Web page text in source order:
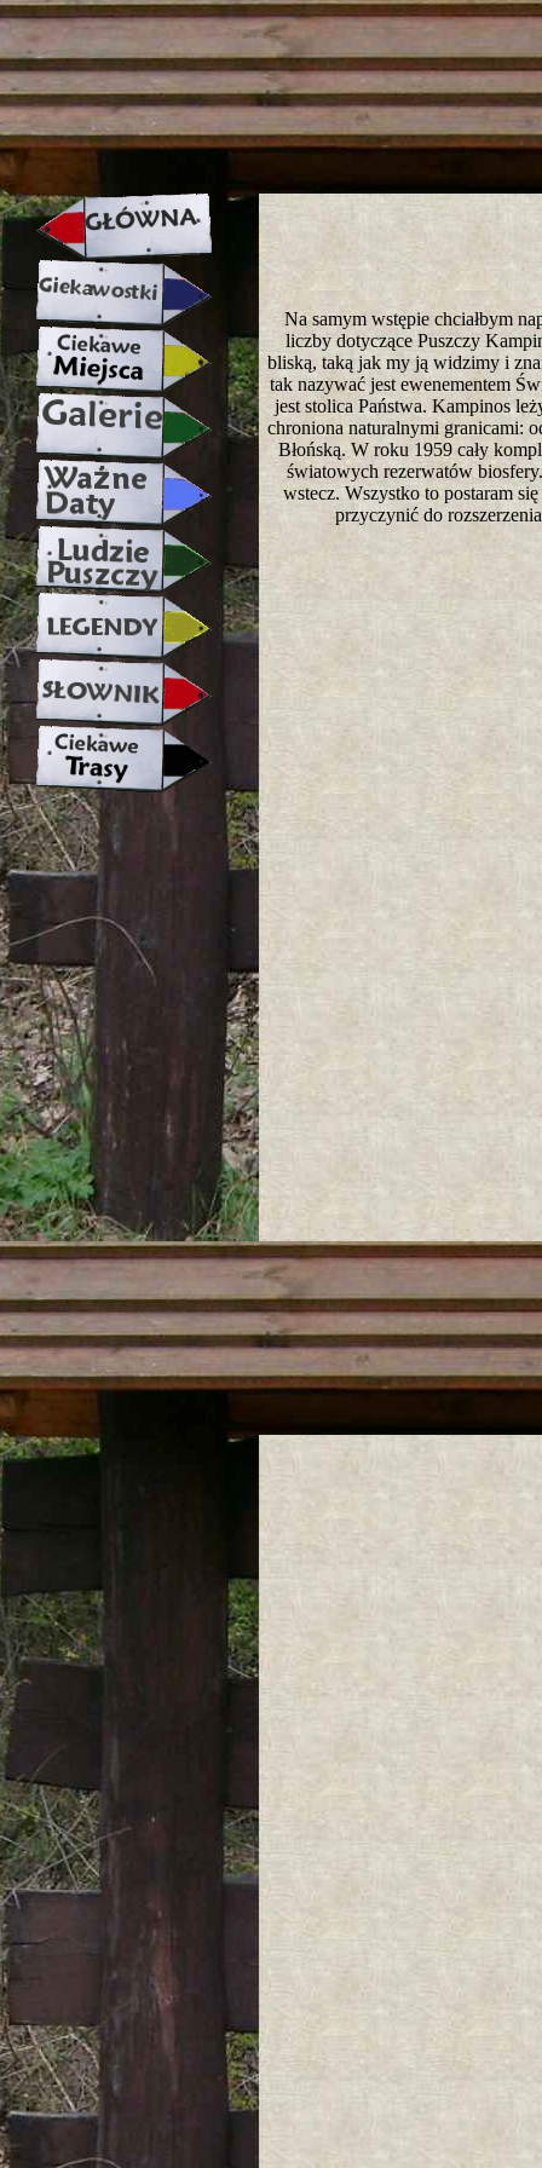
strona w naprawie zapraszamy
Na samym wstępie chciałbym
liczby dotyczące Puszczy
bliską, taką jak my ją widzimy i
tak nazywać jest ewenementem
jest stolica Państwa. Kampinos
chroniona naturalnymi granicami:
Błońską. W roku 1959 cały
światowych rezerwatów
wstecz. Wszystko to postaram
przyczynić do